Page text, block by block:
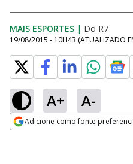
MAIS ESPORTES | Do R7
19/08/2015 - 10H43 (ATUALIZADO
A+ A-
Adicione como fonte